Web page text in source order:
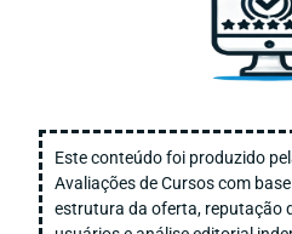
Este conteúdo foi produzido
Avaliações de Cursos com
estrutura da oferta, reputação